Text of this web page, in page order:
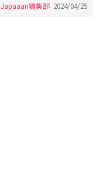
Japaaan編集部 2024/04/25